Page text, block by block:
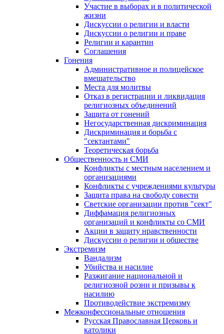
Участие в выборах и в политической
жизни
Дискуссии о религии и власти
Дискуссии о религии и праве
Религии и карантин
Соглашения
Гонения
Административное и полицейское
вмешательство
Места для молитвы
Отказ в регистрации и ликвидация
религиозных объединений
Защита от гонений
Негосударственная дискриминация
Дискриминация и борьба с
"сектантами"
Теоретическая борьба
Общественность и СМИ
Конфликты с местным населением и
организациями
Конфликты с учреждениями культуры
Защита права на свободу совести
Светские организации против "сект"
Диффамация религиозных
организаций и конфликты со СМИ
Акции в защиту нравственности
Дискуссии о религии и обществе
Экстремизм
Вандализм
Убийства и насилие
Разжигание национальной и
религиозной розни и призывы к
насилию
Противодействие экстремизму
Межконфессиональные отношения
Русская Православная Церковь и
католики